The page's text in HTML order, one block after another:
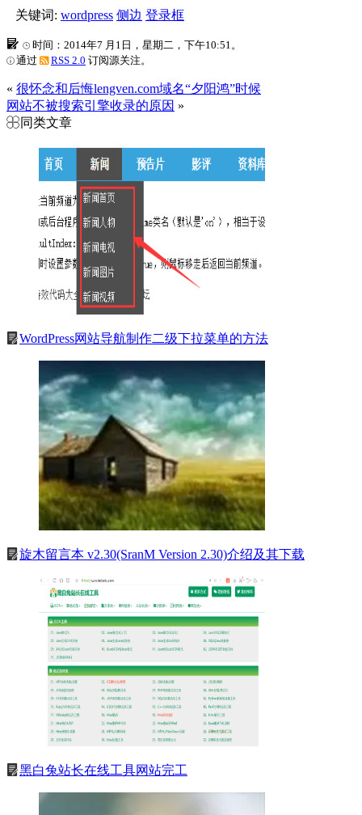
关键词: wordpress 侧边 登录框
时间：2014年7 月1日，星期二，下午10:51。
通过
RSS 2.0 订阅源关注。
« 很怀念和后悔lengven.com域名“夕阳鸿”时候
网站不被搜索引擎收录的原因 »
同类文章
WordPress网站导航制作二级下拉菜单的方法
旋木留言本 v2.30(SranM Version 2.30)介绍及其下载
黑白兔站长在线工具网站完工